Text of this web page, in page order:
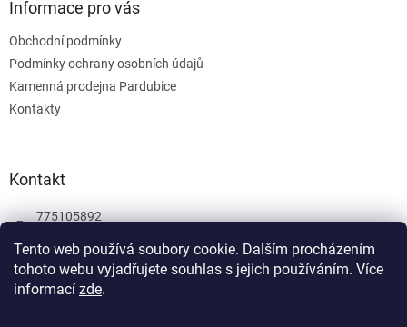
Tento web používá soubory cookie. Dalším procházením
tohoto webu vyjadřujete souhlas s jejich používáním. Více
informací zde.
Informace pro vás
Obchodní podmínky
Podmínky ochrany osobních údajů
Kamenná prodejna Pardubice
Kontakty
Kontakt
775105892
775105892
Facebook
wombatgamescz